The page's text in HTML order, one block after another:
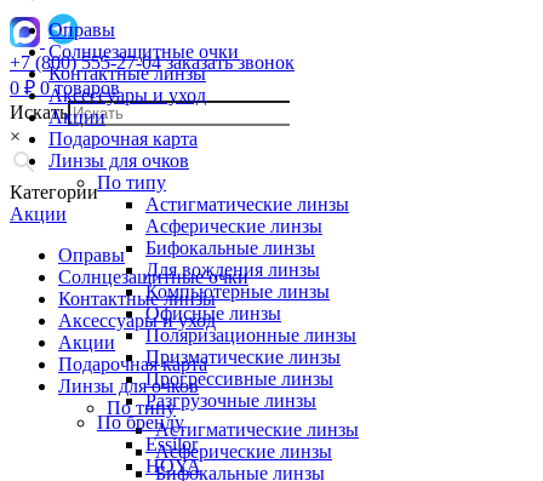
+7 (800) 555-27-04 заказать звонок
0 ₽ 0 товаров
Искать
×
Категории
Акции
Оправы
Солнцезащитные очки
Контактные линзы
Аксессуары и уход
Акции
Подарочная карта
Линзы для очков
По типу
Астигматические линзы
Асферические линзы
Бифокальные линзы
Оправы
Солнцезащитные очки
Контактные линзы
Аксессуары и уход
Акции
Подарочная карта
Линзы для очков
По типу
Астигматические линзы
Асферические линзы
Бифокальные линзы
Для вождения линзы
Компьютерные линзы
Офисные линзы
Поляризационные линзы
Призматические линзы
Прогрессивные линзы
Разгрузочные линзы
По бренду
Essilor
HOYA